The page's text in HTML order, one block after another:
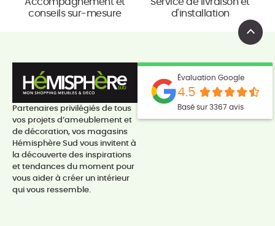
Accompagnement et
conseils sur-mesure
Service de livraison et
d'installation
Partenaires privilégiés de tous
vos projets d’ameublement et
de décoration, vos magasins
Hémisphère Sud vous invitent à
la découverte des inspirations
et tendances du moment pour
vous aider à créer un intérieur
qui vous ressemble.
Évaluation Google
4.5
Basé sur 3367 avis